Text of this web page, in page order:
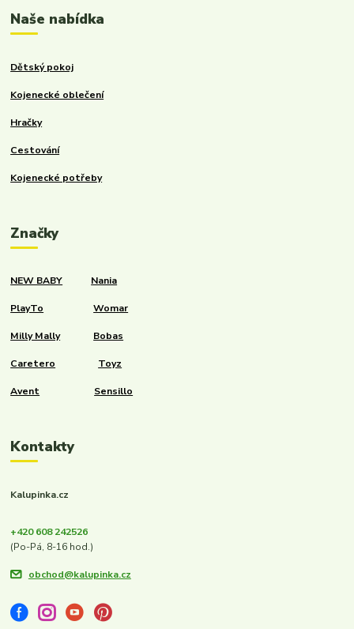
Naše nabídka
Dětský pokoj
Kojenecké oblečení
Hračky
Cestování
Kojenecké potřeby
Značky
NEW BABY Nania
PlayTo Womar
Milly Mally Bobas
Caretero Toyz
Avent Sensillo
Kontakty
Kalupinka.cz
+420 608 242526
(Po-Pá, 8-16 hod.)
obchod@kalupinka.cz